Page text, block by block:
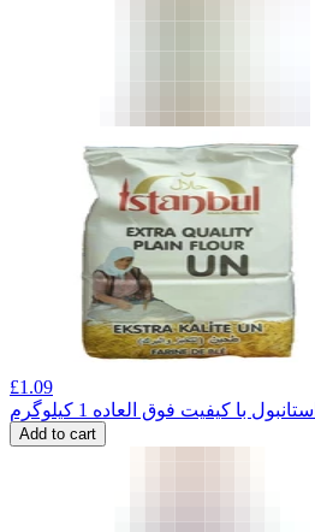
£1.09
با کیفیت فوق العاده 1 کیلوگرم
Add to cart